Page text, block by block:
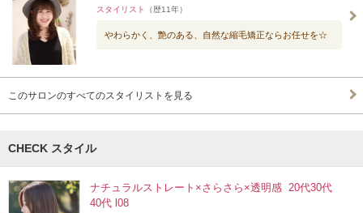
スタイリスト
（歴11年）
やわらかく、艶のある、自然な縮毛矯正ならお任せを☆
このサロンのすべてのスタイリストを見る
CHECK スタイル
ナチュラルストレート×さらさら×透明感 20代30代
40代 l08